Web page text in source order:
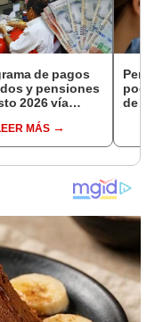
de pagos
y pensiones
2026 vía
las fechas de
MÁS
de